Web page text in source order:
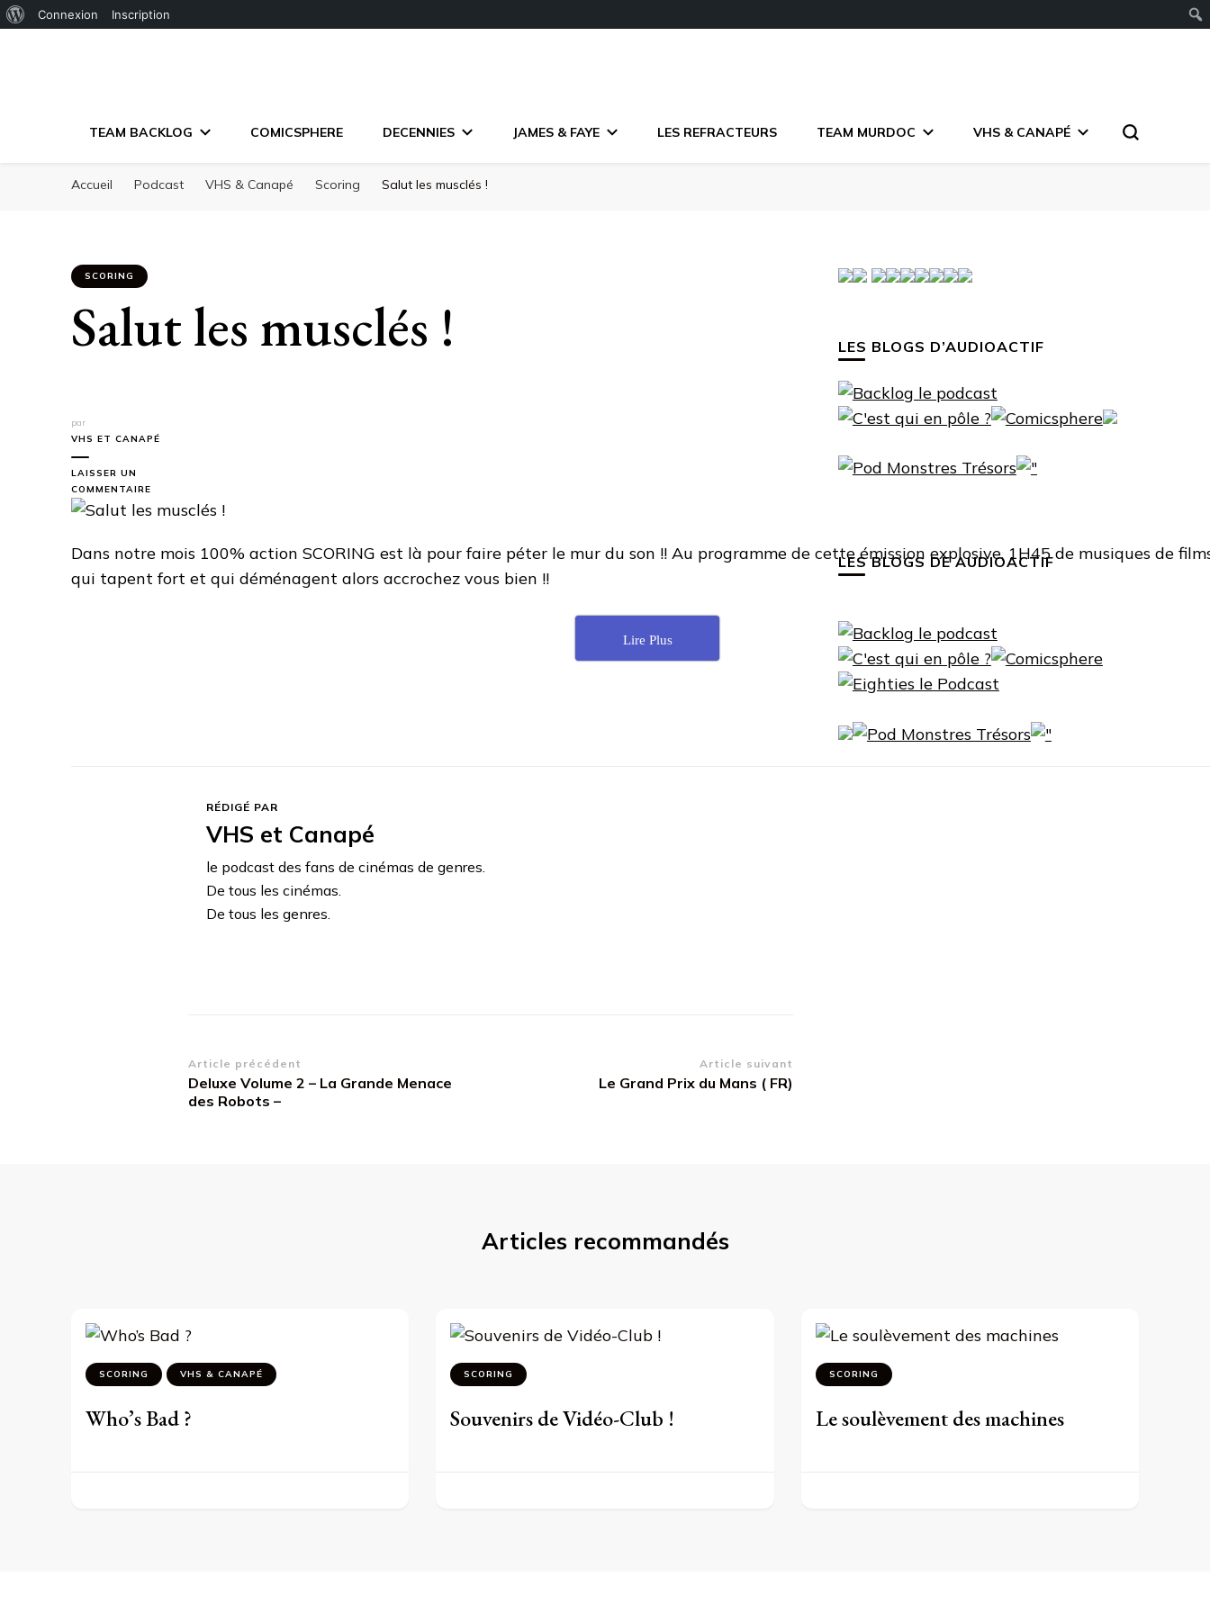
Connexion Inscription
TEAM BACKLOG COMICSPHERE DECENNIES JAMES & FAYE LES REFRACTEURS TEAM MURDOC VHS & CANAPÉ
Accueil Podcast VHS & Canapé Scoring Salut les musclés !
SCORING
Salut les musclés !
par
VHS ET CANAPÉ
LAISSER UN
COMMENTAIRE
!
Dans notre mois 100% action SCORING est là pour faire péter le mur du son !! Au programme de cette émission explosive, 1H45 de musiques de
qui tapent fort et qui déménagent alors accrochez vous bien !!
Lire Plus
RÉDIGÉ PAR
VHS et Canapé
le podcast des fans de cinémas de genres.
De tous les cinémas.
De tous les genres.
Navigation
d’article
Article précédent
Deluxe Volume 2 – La Grande Menace
des Robots –
Article suivant
Le Grand Prix du Mans ( FR)
LES BLOGS D’AUDIOACTIF
LES BLOGS DE AUDIOACTIF
Articles recommandés
SCORING VHS & CANAPÉ
Who’s Bad ?
SCORING
Souvenirs de Vidéo-Club !
SCORING
Le soulèvement des machines